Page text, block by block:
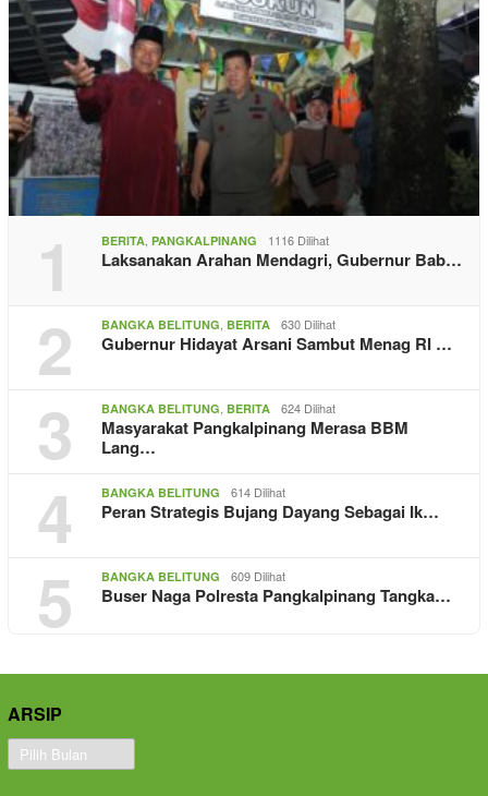
1 BERITA, PANGKALPINANG 1116 Dilihat
Laksanakan Arahan Mendagri, Gubernur Bab…
2 BANGKA BELITUNG, BERITA 630 Dilihat
Gubernur Hidayat Arsani Sambut Menag RI …
3 BANGKA BELITUNG, BERITA 624 Dilihat
Masyarakat Pangkalpinang Merasa BBM
Lang…
4 BANGKA BELITUNG 614 Dilihat
Peran Strategis Bujang Dayang Sebagai Ik…
5 BANGKA BELITUNG 609 Dilihat
Buser Naga Polresta Pangkalpinang Tangka…
ARSIP
Arsip